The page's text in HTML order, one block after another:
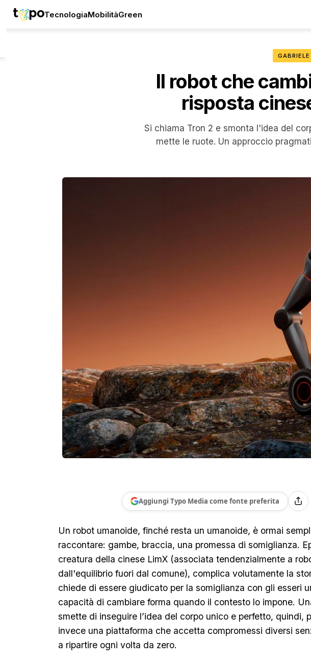
TecnologiaMobilitàGreen
Il robot che
risposta
Si chiama Tron 2 e smonta l'idea del
mette le ruote. Un approccio
Aggiungi Typo Media come fonte preferita
Un robot umanoide, finché resta un umanoide, è ormai
raccontare: gambe, braccia, una promessa di somiglianza.
creatura della cinese LimX (associata tendenzialmente a
dall'equilibrio fuori dal comune), complica volutamente la
chiede di essere giudicato per la somiglianza con gli esseri
capacità di cambiare forma quando il contesto lo impone.
smette di inseguire l’idea del corpo unico e perfetto, quindi,
invece una piattaforma che accetta compromessi diversi
a ripartire ogni volta da zero.